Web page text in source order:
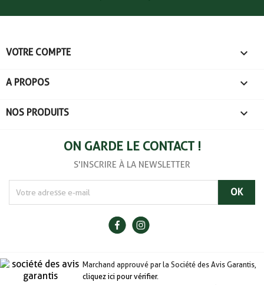
VOTRE COMPTE 
A PROPOS 
NOS PRODUITS 
ON GARDE LE CONTACT !
S'INSCRIRE À LA NEWSLETTER
Marchand approuvé par la Société des Avis Garantis,
cliquez ici pour vérifier.